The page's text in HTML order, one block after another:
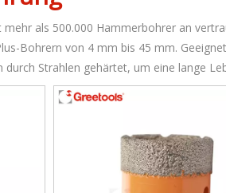
als 500.000 Hammerbohrer an
Bohrern von 4 mm bis 45 mm.
durch Strahlen gehärtet, um eine lange